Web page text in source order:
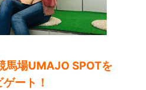
馬場UMAJO SPOTを
ート！